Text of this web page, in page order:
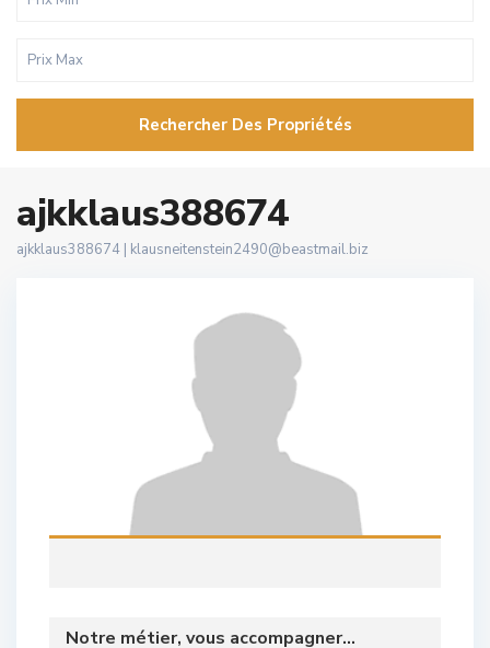
Rechercher Des Propriétés
ajkklaus388674
ajkklaus388674 | klausneitenstein2490@beastmail.biz
Notre métier, vous accompagner...